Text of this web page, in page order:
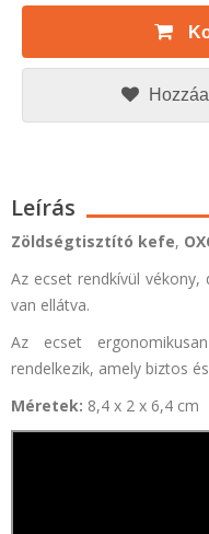
Leírás
Zöldségtisztító kefe,
Az ecset rendkívül vékony,
van ellátva.
Az ecset
rendelkezik, amely biztos
Méretek: 8,4 x 2 x 6,4 cm